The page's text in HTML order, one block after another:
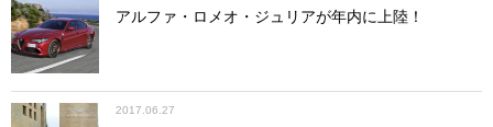
アルファ・ロメオ・ジュリアが年内に上陸！
2017.06.27